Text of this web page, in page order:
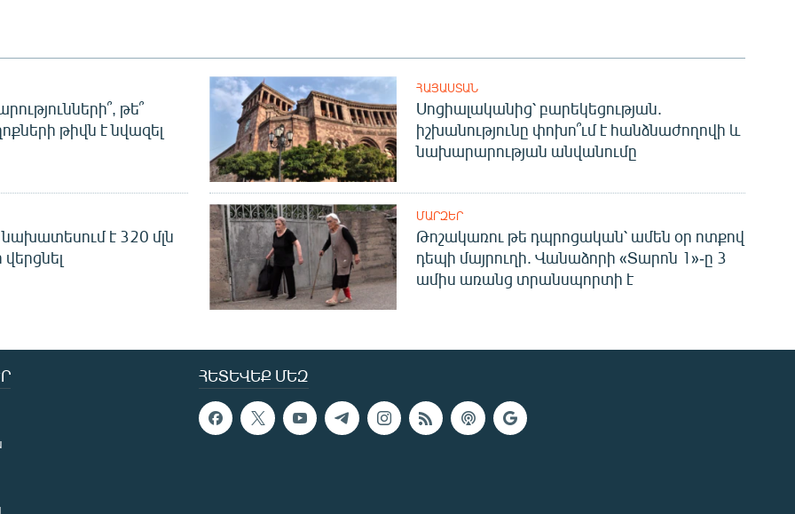
թե՞
թիվն է նվազել
ՀԱՅԱՍՏԱՆ
Սոցիալականից՝ բարեկեցության.
իշխանությունը փոխո՞ւմ է հանձնաժողովի և
նախարարության անվանումը
է 320 մլն
ՄԱՐԶԵՐ
Թոշակառու թե դպրոցական՝ ամեն օր ոտքով
դեպի մայրուղի. Վանաձորի «Տարոն 1»-ը 3
ամիս առանց տրանսպորտի է
ՀԵՏԵՎԵՔ ՄԵԶ